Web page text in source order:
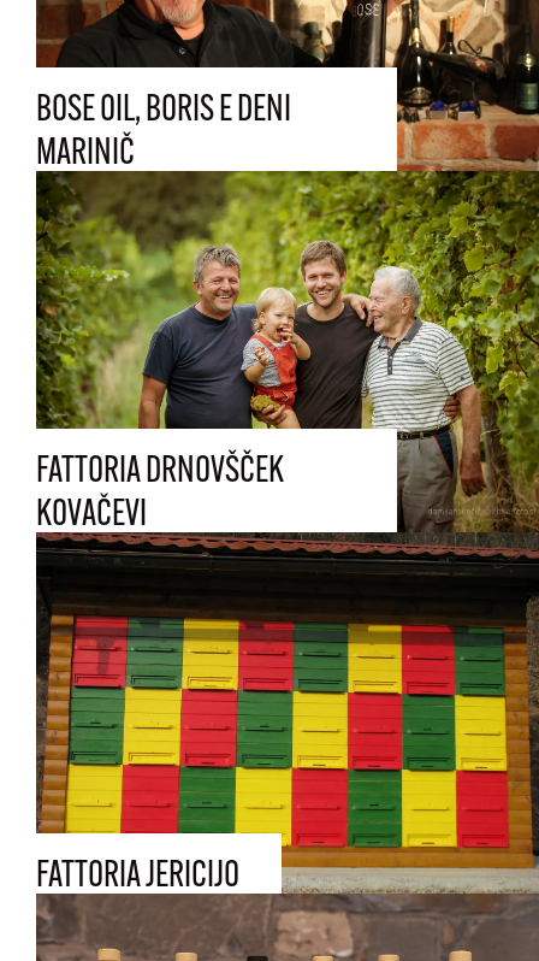
BOSE OIL, BORIS E DENI
MARINIČ
FATTORIA DRNOVŠČEK
KOVAČEVI
FATTORIA JERICIJO